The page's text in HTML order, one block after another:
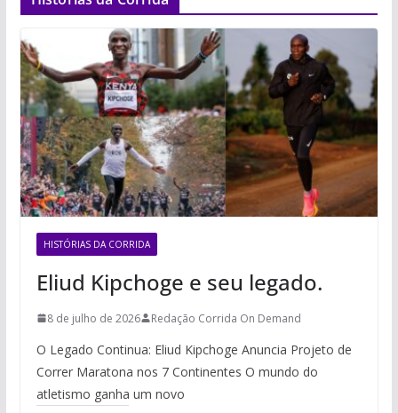
HISTÓRIAS DA CORRIDA
Eliud Kipchoge e seu legado.
8 de julho de 2026 Redação Corrida On Demand
O Legado Continua: Eliud Kipchoge Anuncia Projeto de
Correr Maratona nos 7 Continentes O mundo do
atletismo ganha um novo